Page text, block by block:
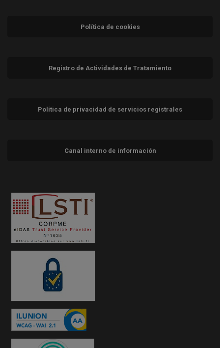
Política de cookies
Registro de Actividades de Tratamiento
Política de privacidad de servicios registrales
Canal interno de información